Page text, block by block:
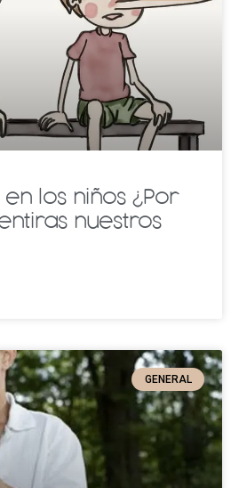
los niños ¿Por
nuestros
GENERAL